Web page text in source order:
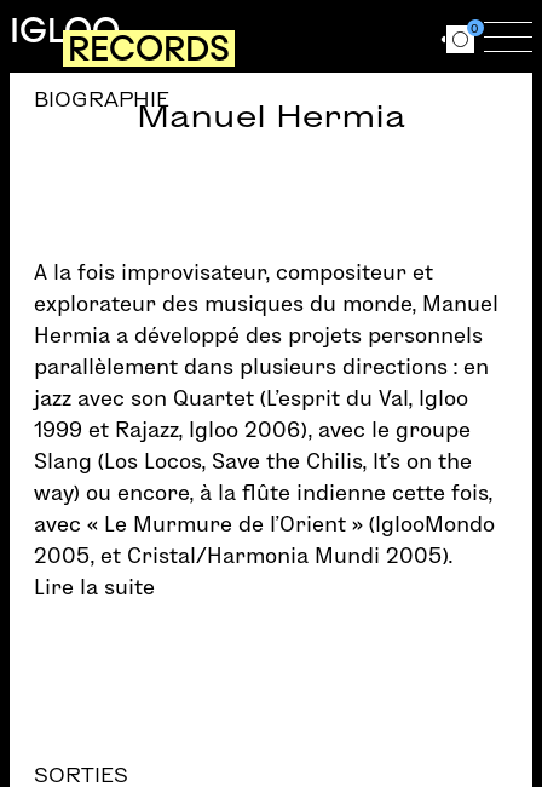
Aller au contenu principal
IGLOORECORDS Ouvrir le
0
Manuel Hermia
BIOGRAPHIE
A la fois improvisateur, compositeur et
explorateur des musiques du monde, Manuel
Hermia a développé des projets personnels
parallèlement dans plusieurs directions : en
jazz avec son Quartet (L’esprit du Val, Igloo
1999 et Rajazz, Igloo 2006), avec le groupe
Slang (Los Locos, Save the Chilis, It’s on the
way) ou encore, à la flûte indienne cette fois,
avec « Le Murmure de l’Orient » (IglooMondo
2005, et Cristal/Harmonia Mundi 2005).
Lire la suite
SORTIES